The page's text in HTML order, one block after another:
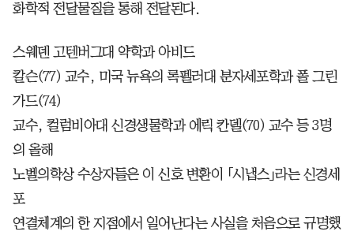
화학적 전달물질을 통해 전달된다.
스웨덴 고텐버그대 약학과 아비드
칼슨(77) 교수, 미국 뉴욕의 록펠러대 분자세포학과 폴 그린
가드(74)
교수, 컬럼비아대 신경생물학과 에릭 칸델(70) 교수 등 3명
의 올해
노벨의학상 수상자들은 이 신호 변환이 「시냅스」라는 신경세
포
연결체계의 한 지점에서 일어난다는 사실을 처음으로 규명했